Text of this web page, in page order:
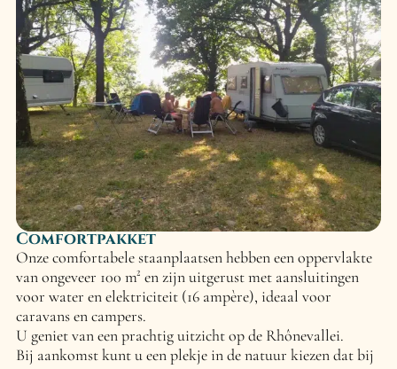
Comfortpakket
Onze comfortabele staanplaatsen hebben een oppervlakte
van ongeveer 100 m² en zijn uitgerust met aansluitingen
voor water en elektriciteit (16 ampère), ideaal voor
caravans en campers.
U geniet van een prachtig uitzicht op de Rhônevallei.
Bij aankomst kunt u een plekje in de natuur kiezen dat bij